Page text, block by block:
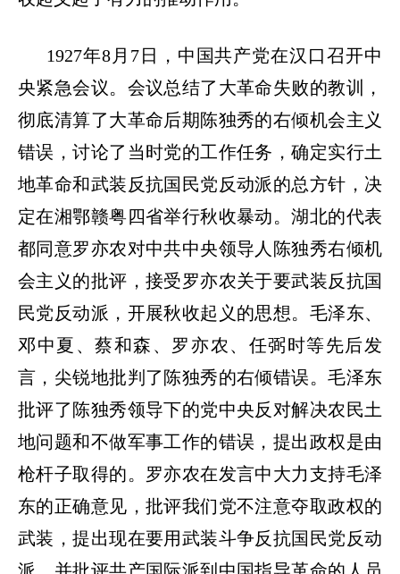
1927年8月 7日，中国共产党在汉口召开中
央紧急会议。会议总结了大革命失败的教训，
彻底清算了大革命后期陈独秀的右倾机会主义
错误，讨论了当时党的工作任务，确定实行土
地革命和武装反抗国民党反动派的总方针，决
定在湘鄂赣粤四省举行秋收暴动。湖北的代表
都同意罗亦农对中共中央领导人陈独秀右倾机
会主义的批评，接受罗亦农关于要武装反抗国
民党反动派，开展秋收起义的思想。毛泽东、
邓中夏、蔡和森、罗亦农、任弼时等先后发
言，尖锐地批判了陈独秀的右倾错误。毛泽东
批评了陈独秀领导下的党中央反对解决农民土
地问题和不做军事工作的错误，提出政权是由
枪杆子取得的。罗亦农在发言中大力支持毛泽
东的正确意见，批评我们党不注意夺取政权的
武装，提出现在要用武装斗争反抗国民党反动